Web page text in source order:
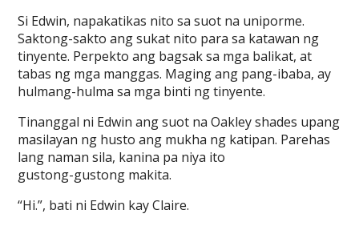
Si Edwin, napakatikas nito sa suot na uniporme.
Saktong-sakto ang sukat nito para sa katawan ng
tinyente. Perpekto ang bagsak sa mga balikat, at
tabas ng mga manggas. Maging ang pang-ibaba, ay
hulmang-hulma sa mga binti ng tinyente.
Tinanggal ni Edwin ang suot na Oakley shades upang
masilayan ng husto ang mukha ng katipan. Parehas
lang naman sila, kanina pa niya ito
gustong-gustong makita.
“Hi.”, bati ni Edwin kay Claire.